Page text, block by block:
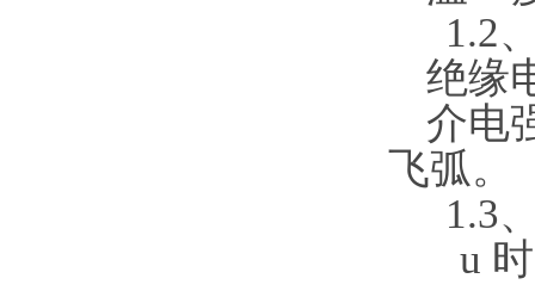
1.2
绝缘
介电
飞弧。
1.3
u 时